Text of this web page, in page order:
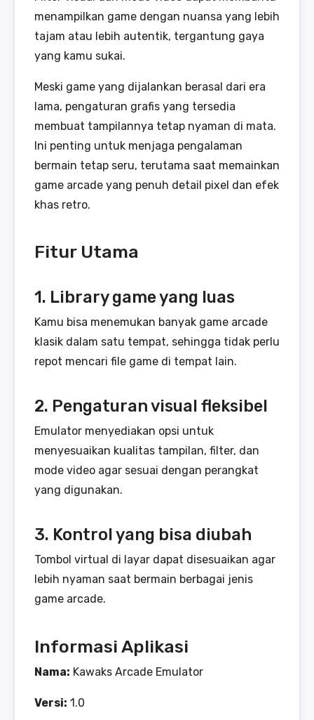
menampilkan game dengan nuansa yang lebih
tajam atau lebih autentik, tergantung gaya
yang kamu sukai.
Meski game yang dijalankan berasal dari era
lama, pengaturan grafis yang tersedia
membuat tampilannya tetap nyaman di mata.
Ini penting untuk menjaga pengalaman
bermain tetap seru, terutama saat memainkan
game arcade yang penuh detail pixel dan efek
khas retro.
Fitur Utama
1. Library game yang luas
Kamu bisa menemukan banyak game arcade
klasik dalam satu tempat, sehingga tidak perlu
repot mencari file game di tempat lain.
2. Pengaturan visual fleksibel
Emulator menyediakan opsi untuk
menyesuaikan kualitas tampilan, filter, dan
mode video agar sesuai dengan perangkat
yang digunakan.
3. Kontrol yang bisa diubah
Tombol virtual di layar dapat disesuaikan agar
lebih nyaman saat bermain berbagai jenis
game arcade.
Informasi Aplikasi
Nama: Kawaks Arcade Emulator
Versi: 1.0